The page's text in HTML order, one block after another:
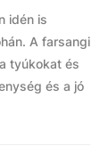
idén is
A farsangi
tyúkokat és
és a jó